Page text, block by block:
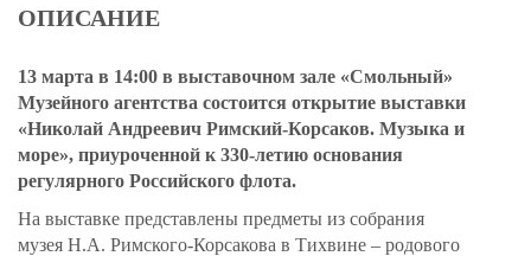
ОПИСАНИЕ
13 марта в 14:00 в выставочном зале «Смольный»
Музейного агентства состоится открытие выставки
«Николай Андреевич Римский-Корсаков. Музыка и
море», приуроченной к 330-летию основания
регулярного Российского флота.
На выставке представлены предметы из собрания
музея Н.А. Римского-Корсакова в Тихвине – родового